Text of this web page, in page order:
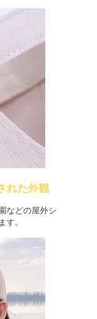
れた外観
などの屋外シ
す。